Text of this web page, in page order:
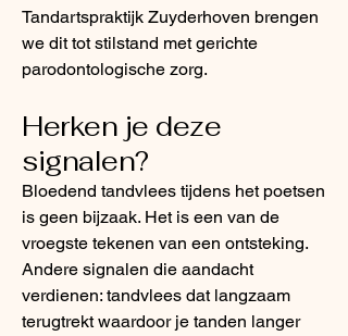
Tandartspraktijk Zuyderhoven brengen
we dit tot stilstand met gerichte
parodontologische zorg.
Herken je deze
signalen?
Bloedend tandvlees tijdens het poetsen
is geen bijzaak. Het is een van de
vroegste tekenen van een ontsteking.
Andere signalen die aandacht
verdienen: tandvlees dat langzaam
terugtrekt waardoor je tanden langer